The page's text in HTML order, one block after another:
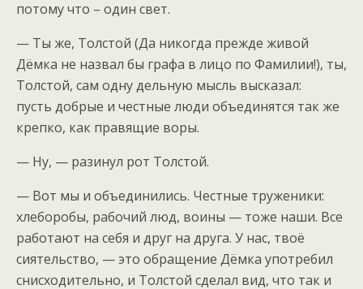
потому что – один свет.
— Ты же, Толстой (Да никогда прежде живой
Дёмка не назвал бы графа в лицо по Фамилии!), ты,
Толстой, сам одну дельную мысль высказал:
пусть добрые и честные люди объединятся так же
крепко, как правящие воры.
— Ну, — разинул рот Толстой.
— Вот мы и объединились. Честные труженики:
хлеборобы, рабочий люд, воины — тоже наши. Все
работают на себя и друг на друга. У нас, твоё
сиятельство, — это обращение Дёмка употребил
снисходительно, и Толстой сделал вид, что так и